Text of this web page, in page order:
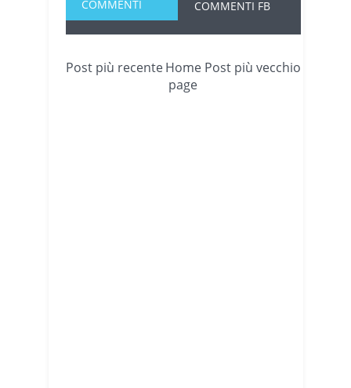
COMMENTI COMMENTI FB
Post più recente Post più vecchio
Home
page